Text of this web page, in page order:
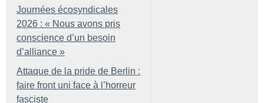
Journées écosyndicales
2026 : « Nous avons pris
conscience d’un besoin
d’alliance »
Attaque de la pride de Berlin :
faire front uni face à l’horreur
fasciste